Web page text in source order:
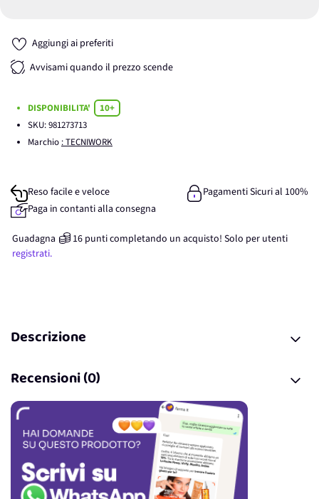
Aggiungi ai preferiti
Avvisami quando il prezzo scende
DISPONIBILITA'
10+
SKU:981273713
Marchio : TECNIWORK
Reso facile e veloce
Pagamenti Sicuri al 100%
Paga in contanti alla consegna
Guadagna 16 punticompletando un acquisto! Solo per utenti
registrati.
Descrizione
Recensioni (0)